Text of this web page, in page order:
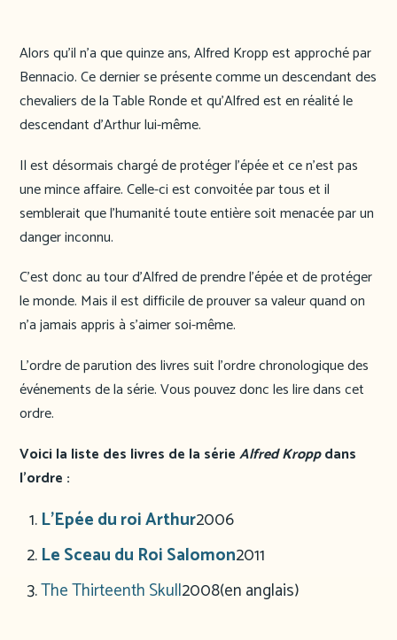
Alors qu’il n’a que quinze ans, Alfred Kropp est approché par
Bennacio. Ce dernier se présente comme un descendant des
chevaliers de la Table Ronde et qu’Alfred est en réalité le
descendant d’Arthur lui-même.
Il est désormais chargé de protéger l’épée et ce n’est pas
une mince affaire. Celle-ci est convoitée par tous et il
semblerait que l’humanité toute entière soit menacée par un
danger inconnu.
C’est donc au tour d’Alfred de prendre l’épée et de protéger
le monde. Mais il est difficile de prouver sa valeur quand on
n’a jamais appris à s’aimer soi-même.
L’ordre de parution des livres suit l’ordre chronologique des
événements de la série. Vous pouvez donc les lire dans cet
ordre.
Voici la liste des livres de la sérieAlfred Kroppdans
l’ordre :
L’Epée du roi Arthur2006
Le Sceau du Roi Salomon2011
The Thirteenth Skull2008(en anglais)